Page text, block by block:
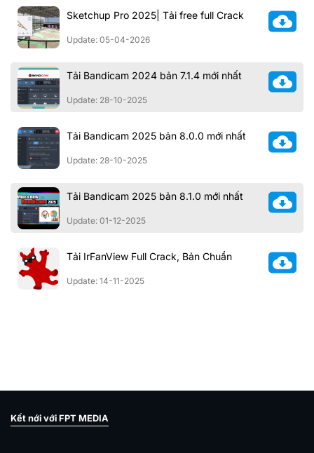
Sketchup Pro 2025| Tải free full Crack
Update: 05-04-2026
Tải Bandicam 2024 bản 7.1.4 mới nhất
Update: 28-10-2025
Tải Bandicam 2025 bản 8.0.0 mới nhất
Update: 28-10-2025
Tải Bandicam 2025 bản 8.1.0 mới nhất
Update: 01-12-2025
Tải IrFanView Full Crack, Bản Chuẩn
Update: 14-11-2025
Kết nới với FPT MEDIA